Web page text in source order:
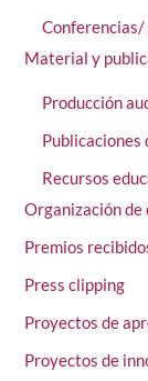
Material y
Producción
Recursos
Organización de
Premios
Press clipping
Proyectos de
Proyectos de